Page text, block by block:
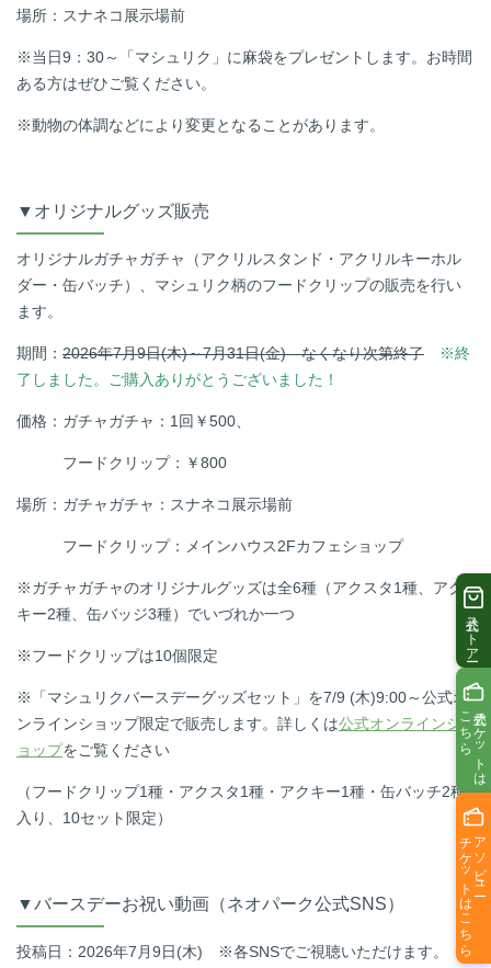
場所：スナネコ展示場前
※当日9：30～「マシュリク」に麻袋をプレゼントします。お時間
ある方はぜひご覧ください。
※動物の体調などにより変更となることがあります。
▼オリジナルグッズ販売
オリジナルガチャガチャ（アクリルスタンド・アクリルキーホル
ダー・缶バッチ）、マシュリク柄のフードクリップの販売を行い
ます。
期間： 2026年7月9日(木)～7月31日(金) なくなり次第終了
※終
了しました。ご購入ありがとうございました！
価格：ガチャガチャ：1回￥500、
フードクリップ：￥800
場所：ガチャガチャ：スナネコ展示場前
フードクリップ：メインハウス2Fカフェショップ
※ガチャガチャのオリジナルグッズは全6種（アクスタ1種、アク
キー2種、缶バッジ3種）でいづれか一つ
※フードクリップは10個限定
※「マシュリクバースデーグッズセット」を7/9 (木)9:00～公式オ
ンラインショップ限定で販売します。詳しくは公式オンラインシ
ョップをご覧ください
（フードクリップ1種・アクスタ1種・アクキー1種・缶バッチ2種
入り、10セット限定）
▼バースデーお祝い動画（ネオパーク公式SNS）
投稿日：2026年7月9日(木) ※各SNSでご視聴いただけます。
公式ストアー
公式チケットは
こちら
アソビュー
チケットはこちら